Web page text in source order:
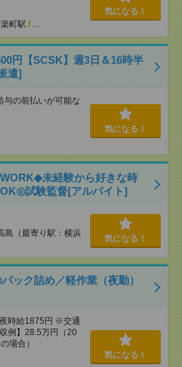
町駅 / …
気になる！
円【SCSK】週3日＆16時半
遣]
の前払いが可能な
気になる！
未経験から好きな時
試験監督[アルバイト]
島（最寄り駅：横浜
気になる！
ック詰め／軽作業（夜勤）
時給1875円 ※交通
例】28.5万円（20
場合）
気になる！